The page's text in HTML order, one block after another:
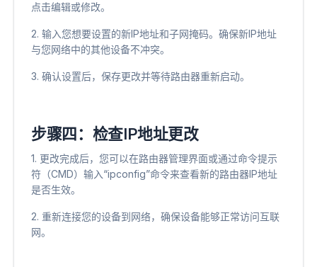
点击编辑或修改。
2. 输入您想要设置的新IP地址和子网掩码。确保新IP地址
与您网络中的其他设备不冲突。
3. 确认设置后，保存更改并等待路由器重新启动。
步骤四：检查IP地址更改
1. 更改完成后，您可以在路由器管理界面或通过命令提示
符（CMD）输入“ipconfig”命令来查看新的路由器IP地址
是否生效。
2. 重新连接您的设备到网络，确保设备能够正常访问互联
网。